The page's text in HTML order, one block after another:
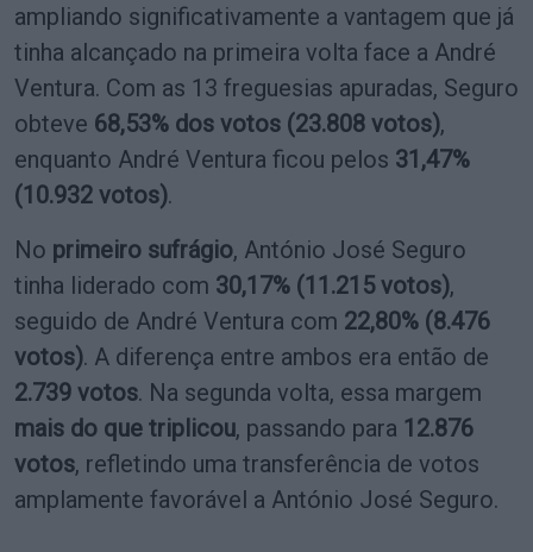
ampliando significativamente a vantagem que já
tinha alcançado na primeira volta face a André
Ventura. Com as 13 freguesias apuradas, Seguro
obteve 68,53% dos votos (23.808 votos),
enquanto André Ventura ficou pelos 31,47%
(10.932 votos).
No primeiro sufrágio, António José Seguro
tinha liderado com 30,17% (11.215 votos),
seguido de André Ventura com 22,80% (8.476
votos). A diferença entre ambos era então de
2.739 votos. Na segunda volta, essa margem
mais do que triplicou, passando para 12.876
votos, refletindo uma transferência de votos
amplamente favorável a António José Seguro.